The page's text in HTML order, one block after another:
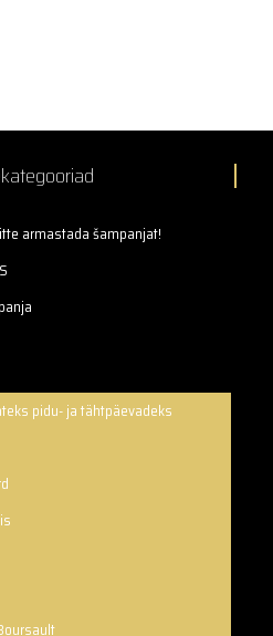
armastada šampanjat!
pidu- ja tähtpäevadeks